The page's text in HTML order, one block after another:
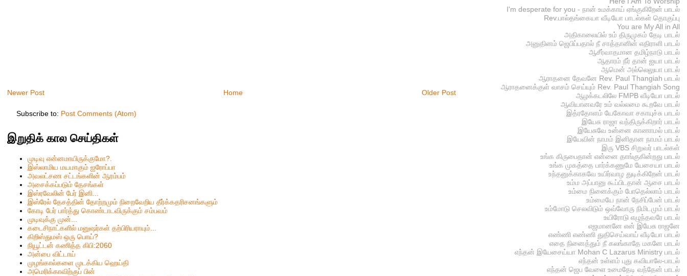
Newer Post Older Post
Home
Subscribe to: Post Comments (Atom)
இறுதிக் கால செய்திகள்
முடிவு என்னமாயிருக்குமோ?.
இஸ்லாமிய மயமாகும் ஐரோப்பா
அவலட்சண சட்டங்களின் ஆரம்பம்
அசைக்கப்படும் தேசங்கள்
இஸ்ரவேலின் பேர் இனி...
இஸ்ரேல் தேசத்தின் தோற்றமும் நிறைவேறிய தீர்க்கதரிசனங்களும்
கோடி பேர் பார்த்து கொண்டாடவிருக்கும் சம்பவம்
முடிவுக்கு முன்...
கடைசிநாட்களில் மனுஷர்கள் தற்பிரியராயும்...
கிறிஸ்தும‌ஸ் ஒரு பொய்?
நியூட்டன் கணித்த கிபி:2060
அன்பை விட்டாய்
முழங்கால்களை முடக்கிய ஹெய்தி
அமெரிக்காவிற்குப் பின்
I'm desperate for you - நான் உமக்காய் ஏங்குகிறேன் பாடல்
Rev.பால்தங்கையா வீடியோ பாடல்கள் தொகுப்பு
You are My All in All
அதிகாலையில் உம் திருமுகம் தேடி பாடல்
அனுதினம் ஜெபிப்பதால் நீ சாத்தானின் எதிராளி பாடல்
ஆசீர்வாதமான தமிழ்நாடு பாடல்
ஆதாரம் நீர் தான் ஐயா பாடல்
ஆமென் அல்லெலுயா பாடல்
ஆராதனை தேவனே Rev. Paul Thangiah பாடல்
ஆராதனைக்குள் வாசம் செய்யும் Rev. Paul Thangiah Song
ஆழக்கடலிலே FMPB வீடியோ பாடல்
ஆவியானவரே உம் வல்லமை கூறவே பாடல்
இத்ரதோளம் யேகோவா சகாயுச்சு பாடல்
இயேசு ராஜா வந்திருக்கிறார் பாடல்
இயேசுவே உன்னை காணாமல் பாடல்
இயேவின் நாமம் இனிதான நாமம் பாடல்
இரு VBS சிறுவர் பாடல்கள்
உங்க கிருபைதான் என்னை தாங்குகின்றது பாடல்
உங்க முகத்தை பார்க்கணுமே யேசையா பாடல்
உந்தனுக்காகவே உயிர்வாழ துடிக்கிறேன் பாடல்
உம்ம அப்பானு கூப்பிடதான் ஆசை பாடல்
உம்மை நினைக்கும் போதெல்லாம் பாடல்
உம்மையே நான் நேசிப்பேன் பாடல்
உம்மோடு செலவிடும் ஒவ்வோரு நிமிடமும் பாடல்
உயிரோடு எழுந்தவரே பாடல்
எஜமானனே என் இயேசு ராஜனே
எண்ணி எண்ணி துதிசெய்வாய் வீடியோ பாடல்
எதை நினைத்தும் நீ கலங்காதே மகனே பாடல்
எந்தன் இயேசைய்யா Mohan C Lazarus Ministry பாடல்
எந்தன் உள்ளம் புது கவியாலே-பாடல்
எந்தன் ஜெப வேளை உமைதேடி வந்தேன் பாடல்